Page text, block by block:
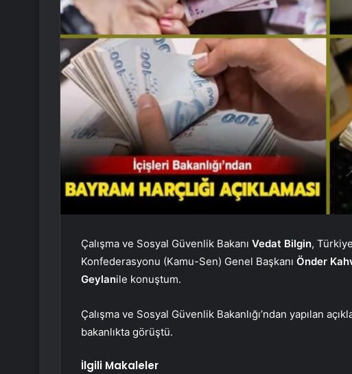
Çalışma ve Sosyal Güvenlik Bakanı Vedat Bilgin,
Konfederasyonu (Kamu-Sen) Genel Başkanı Önder
Geylanile konuştum.
Çalışma ve Sosyal Güvenlik Bakanlığı’ndan yapılan
bakanlıkta görüştü.
İlgili Makaleler